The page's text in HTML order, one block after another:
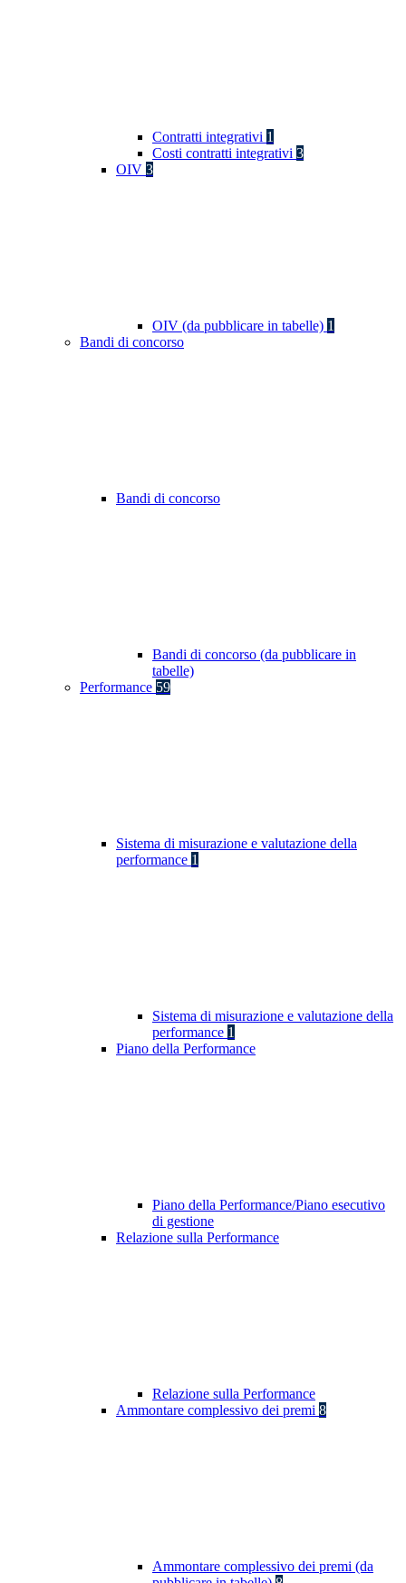
Contratti integrativi 1
Costi contratti integrativi 3
OIV 3
OIV (da pubblicare in tabelle) 1
Bandi di concorso
Bandi di concorso
Bandi di concorso (da pubblicare in
tabelle)
Performance 59
Sistema di misurazione e valutazione della
performance 1
Sistema di misurazione e valutazione della
performance 1
Piano della Performance
Piano della Performance/Piano esecutivo
di gestione
Relazione sulla Performance
Relazione sulla Performance
Ammontare complessivo dei premi 8
Ammontare complessivo dei premi (da